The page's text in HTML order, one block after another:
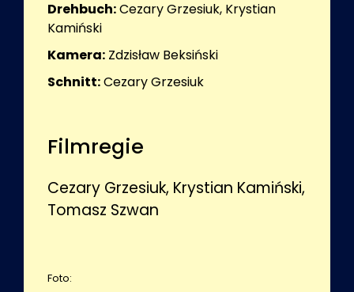
Drehbuch:Cezary Grzesiuk, Krystian
Kamiński
Kamera: Zdzisław Beksiński
Schnitt:Cezary Grzesiuk
Filmregie
Cezary Grzesiuk, Krystian Kamiński,
Tomasz Szwan
Foto: